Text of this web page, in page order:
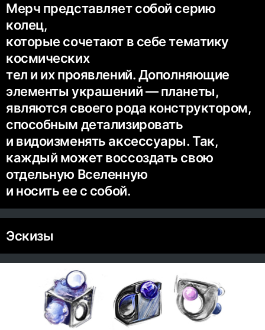
Мерч представляет собой серию
колец,
которые сочетают в себе тематику
космических
тел и их проявлений. Дополняющие
элементы украшений — планеты,
являются своего рода конструктором,
способным детализировать
и видоизменять аксессуары. Так,
каждый может воссоздать свою
отдельную Вселенную
и носить ее с собой.
Эскизы